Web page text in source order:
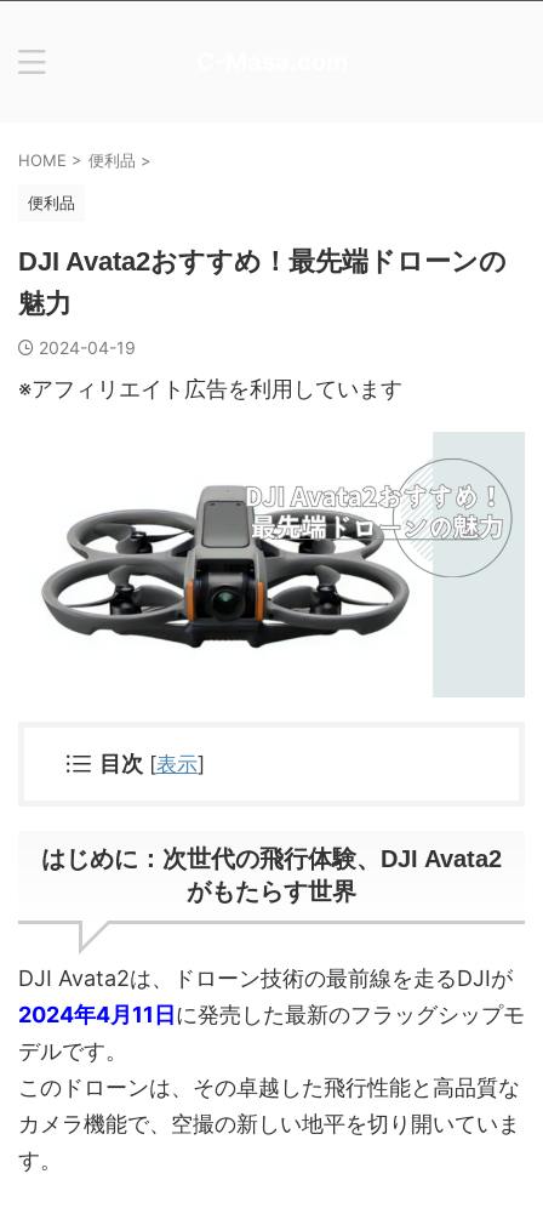
HOME > 便利品 >
便利品
DJI Avata2おすすめ！最先端ドローンの
魅力
2024-04-19
※アフィリエイト広告を利用しています
目次 [表示]
はじめに：次世代の飛行体験、DJI Avata2
がもたらす世界
DJI Avata2は、ドローン技術の最前線を走るDJIが
2024年4月11日 に発売した最新のフラッグシップモ
デルです。
このドローンは、その卓越した飛行性能と高品質な
カメラ機能で、空撮の新しい地平を切り開いていま
す。